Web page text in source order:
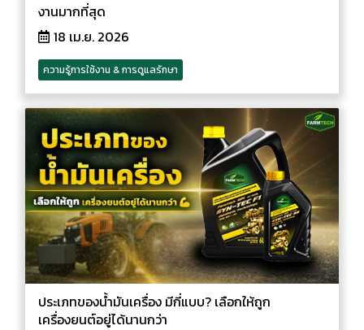
งานมากที่สุด
18 เม.ย. 2026
ความรู้การใช้งาน & การดูแลรักษา
ประเภทของน้ำมันเครื่อง มีกี่แบบ? เลือกให้ถูก
เครื่องยนต์อยู่ได้นานกว่า